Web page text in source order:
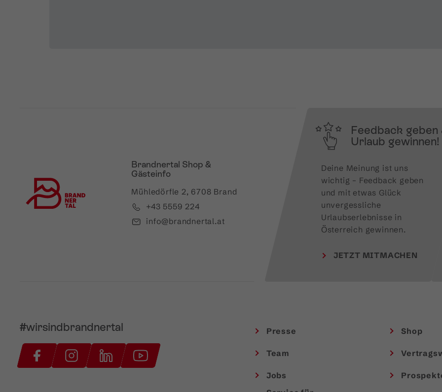
#wirsindbrandnertal
Feedback geben
Urlaub gewinnen!
Deine Meinung ist uns
wichtig – Feedback geben
und mit etwas Glück
unvergessliche
Urlaubserlebnisse in
Österreich gewinnen.
JETZT MITMACHEN
Brandnertal Shop &
Gästeinfo
Mühledörfle 2, 6708 Brand
+43 5559 224
info@brandnertal.at
Presse
Team
Jobs
Shop